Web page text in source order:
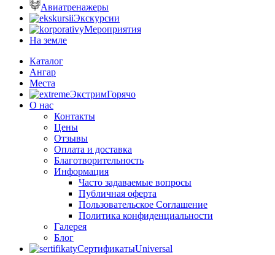
Авиатренажеры
Экскурсии
Мероприятия
На земле
Каталог
Ангар
Места
ЭкстримГорячо
О нас
Контакты
Цены
Отзывы
Оплата и доставка
Благотворительность
Информация
Часто задаваемые вопросы
Публичная оферта
Пользовательское Соглашение
Политика конфиденциальности
Галерея
Блог
СертификатыUniversal